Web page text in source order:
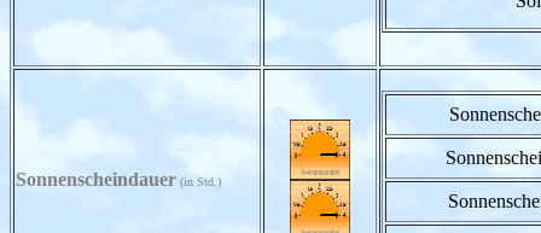
Sonnenscheindauer (in Std.)